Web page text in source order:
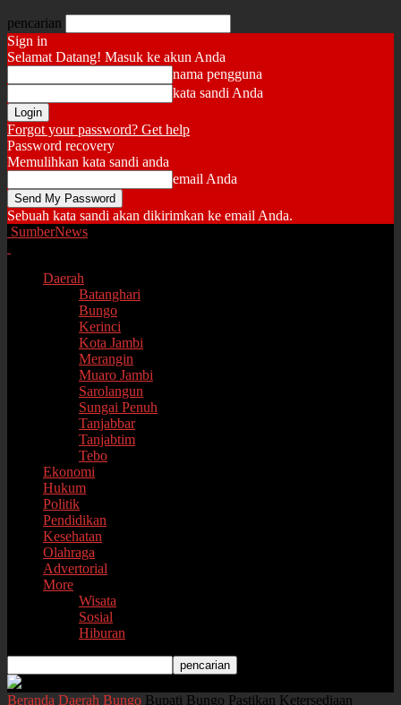
pencarian
Sign in
Selamat Datang! Masuk ke akun Anda
nama pengguna
kata sandi Anda
Forgot your password? Get help
Password recovery
Memulihkan kata sandi anda
email Anda
Sebuah kata sandi akan dikirimkan ke email Anda.
SumberNews
Daerah
Batanghari
Bungo
Kerinci
Kota Jambi
Merangin
Muaro Jambi
Sarolangun
Sungai Penuh
Tanjabbar
Tanjabtim
Tebo
Ekonomi
Hukum
Politik
Pendidikan
Kesehatan
Olahraga
Advertorial
More
Wisata
Sosial
Hiburan
Beranda Daerah Bungo Bupati Bungo Pastikan Ketersediaan